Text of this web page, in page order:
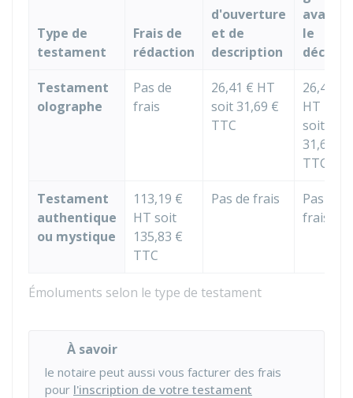
Émoluments selon le type de testament
Type de
testament
Frais de
rédaction
d'ouverture
et de
description
avant
le
décès
Testament
olographe
Pas de
frais
26,41 € HT
soit31,69 €
TTC
26,41 €
HT
soit
31,69 €
TTC
Testament
authentique
ou mystique
113,19 €
HT soit
135,83 €
TTC
Pas de frais
Pas de
frais
À savoir
le notaire peut aussi vous facturer des frais
pour l'inscription de votre testament